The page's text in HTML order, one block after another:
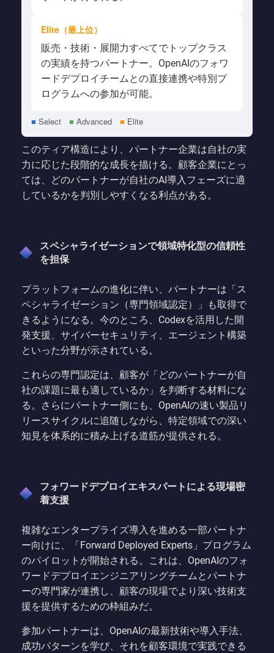
Elite（最上位）
販売・技術・展開力すべてでトップクラス
の実績を持つパートナー。OpenAIのフォワ
ードデプロイチームとの直接連携や特別プ
ログラムへの参加が可能。
■ Select ■ Advanced ■ Elite
このティア構造により、パートナー企業は自社の実
力に応じた段階的な成長を描ける。顧客企業にとっ
ては、どのパートナーが自社のAI導入フェーズに適
しているかを判別しやすくなる利点がある。
スペシャライゼーションで領域特化型の信頼性
を担保
プラットフォームの進化に伴い、パートナーは「ス
ペシャライゼーション（専門領域認定）」も取得で
きるようになる。今のところ、Codexを活用した開
発支援、サイバーセキュリティ、エージェント構築
といった分野が示されている。
これらの専門認定は、顧客が「どのパートナーが自
社の課題に最も適しているか」を判断する材料にな
る。さらにパートナー側にも、OpenAIの速い製品リ
リースサイクルに追随しながら、特定領域での深い
知見を体系的に積み上げる道筋が提供される。
フォワードデプロイエキスパートによる現場密
着支援
複雑なエンタープライズ導入を進める一部パートナ
ー向けに、「Forward Deployed Experts」プログラム
のパイロットが開始される。これは、OpenAIのフォ
ワードデプロイエンジニアリングチームとパートナ
ーの専門家が連携し、顧客の現場でより深い技術支
援を提供するための枠組みだ。
参加パートナーは、OpenAIの最新技術や導入手法、
成功パターンを学び、それを顧客環境で実践できる